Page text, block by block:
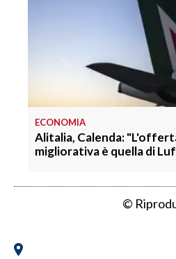
ECONOMIA
Alitalia, Calenda:
migliorativa è quella di
©